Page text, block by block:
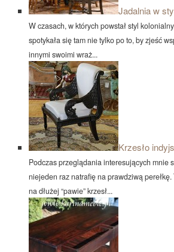
Jadalnia w
W czasach, w których powstał styl
spotykała się tam nie tylko po to, by zjeść
innymi swoimi wraż...
Krzesło
Podczas przeglądania interesujących mnie
niejeden raz natrafię na prawdziwą
na dłużej “pawie” krzesł...